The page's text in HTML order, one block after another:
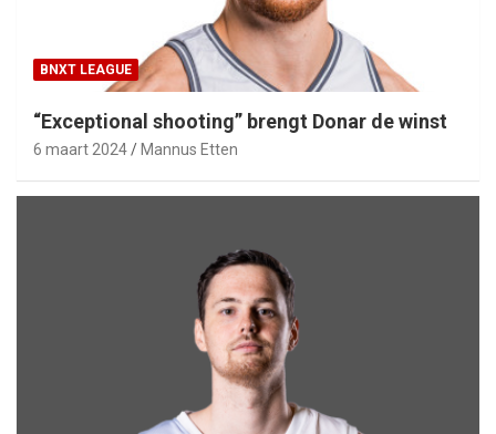
BNXT LEAGUE
“Exceptional shooting” brengt Donar de winst
6 maart 2024 Mannus Etten